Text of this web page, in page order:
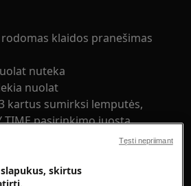
klaidos pranešimas
nuteka
nuolat
kartus sumirksi lemputės,
TIME pasirinkimo juosta.
skirtus
Tęsti nepriimant